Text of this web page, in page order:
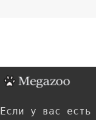
Если у вас есть